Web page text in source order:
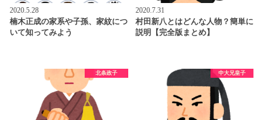
2020.5.28
楠木正成の家系や子孫、家紋につ
いて知ってみよう
2020.7.31
村田新八とはどんな人物？簡単に
説明【完全版まとめ】
北条政子 中大兄皇子